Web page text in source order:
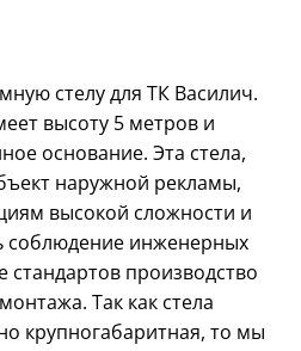
стелу для ТК Василич.
высоту 5 метров и
основание. Эта стела,
наружной рекламы,
высокой сложности и
соблюдение инженерных
стандартов производство
Так как стела
крупногабаритная, то мы